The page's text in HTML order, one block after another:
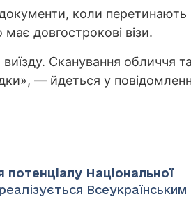
коли перетинають
довгострокові візи.
Сканування обличчя
— йдеться у
потенціалу Національної
Всеукраїнським